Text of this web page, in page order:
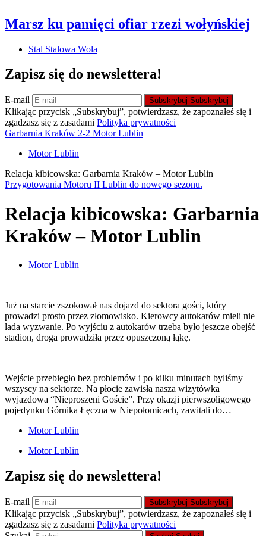
Marsz ku pamięci ofiar rzezi wołyńskiej
Stal Stalowa Wola
Zapisz się do newslettera!
E-mail Subskrybuj Subskrybuj
Klikając przycisk „Subskrybuj”, potwierdzasz, że zapoznałeś się i
zgadzasz się z zasadami Polityka prywatności
Garbarnia Kraków 2-2 Motor Lublin
Motor Lublin
Relacja kibicowska: Garbarnia Kraków – Motor Lublin
Przygotowania Motoru II Lublin do nowego sezonu.
Relacja kibicowska: Garbarnia
Kraków – Motor Lublin
Motor Lublin
Już na starcie zszokował nas dojazd do sektora gości, który
prowadzi prosto przez złomowisko. Kierowcy autokarów mieli nie
lada wyzwanie. Po wyjściu z autokarów trzeba było jeszcze obejść
stadion, droga prowadziła przez opuszczoną łąkę.
Wejście przebiegło bez problemów i po kilku minutach byliśmy
wszyscy na sektorze. Na płocie zawisła nasza wizytówka
wyjazdowa “Nieproszeni Goście”. Przy okazji pierwszoligowego
pojedynku Górnika Łęczna w Niepołomicach, zawitali do…
Motor Lublin
Motor Lublin
Zapisz się do newslettera!
E-mail Subskrybuj Subskrybuj
Klikając przycisk „Subskrybuj”, potwierdzasz, że zapoznałeś się i
zgadzasz się z zasadami Polityka prywatności